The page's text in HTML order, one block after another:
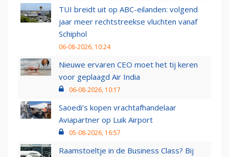
TUI breidt uit op ABC-eilanden: volgend
jaar meer rechtstreekse vluchten vanaf
Schiphol
06-08-2026, 10:24
Nieuwe ervaren CEO moet het tij keren
voor geplaagd Air India
06-08-2026, 10:17
Saoedi’s kopen vrachtafhandelaar
Aviapartner op Luik Airport
05-08-2026, 16:57
Raamstoeltje in de Business Class? Bij